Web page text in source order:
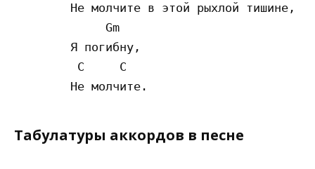
        Не молчите в этой рыхлой тишине,
             Gm
        Я погибну,
         C     C
Табулатуры аккордов в песне